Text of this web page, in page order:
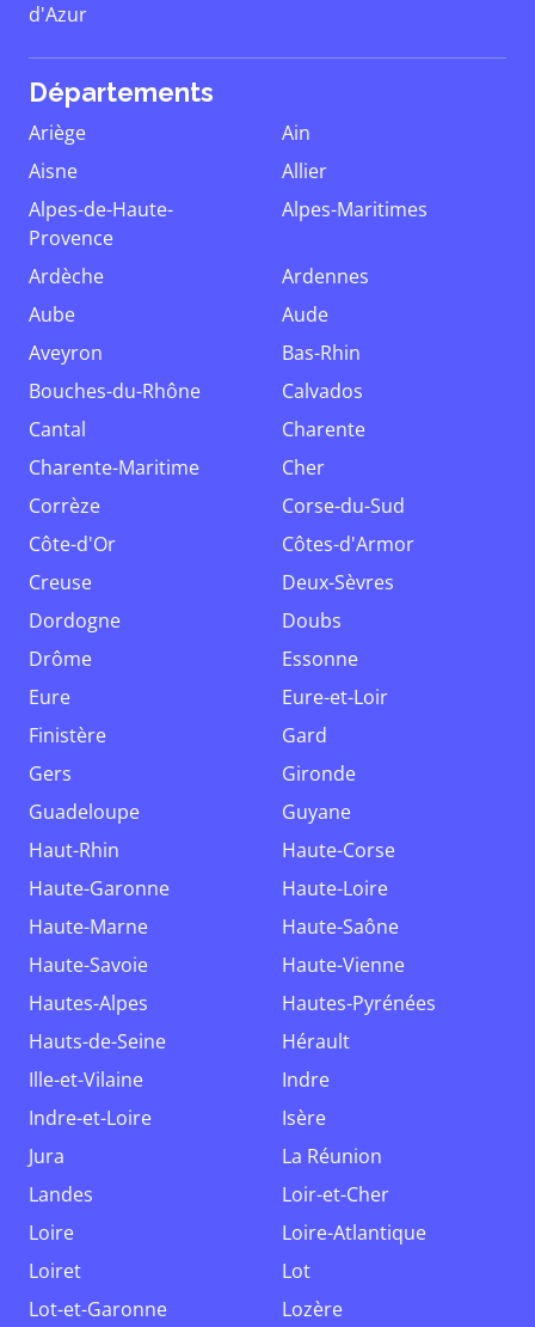
d'Azur
Départements
Ariège
Ain
Aisne
Allier
Alpes-de-Haute-
Provence
Alpes-Maritimes
Ardèche
Ardennes
Aube
Aude
Aveyron
Bas-Rhin
Bouches-du-Rhône
Calvados
Cantal
Charente
Charente-Maritime
Cher
Corrèze
Corse-du-Sud
Côte-d'Or
Côtes-d'Armor
Creuse
Deux-Sèvres
Dordogne
Doubs
Drôme
Essonne
Eure
Eure-et-Loir
Finistère
Gard
Gers
Gironde
Guadeloupe
Guyane
Haut-Rhin
Haute-Corse
Haute-Garonne
Haute-Loire
Haute-Marne
Haute-Saône
Haute-Savoie
Haute-Vienne
Hautes-Alpes
Hautes-Pyrénées
Hauts-de-Seine
Hérault
Ille-et-Vilaine
Indre
Indre-et-Loire
Isère
Jura
La Réunion
Landes
Loir-et-Cher
Loire
Loire-Atlantique
Loiret
Lot
Lot-et-Garonne
Lozère